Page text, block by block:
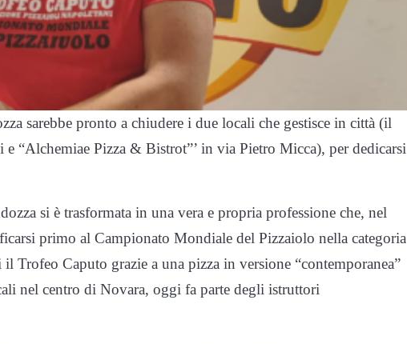
sarebbe pronto a chiudere i due locali che gestisce in città (il
“Alchemiae Pizza & Bistrot”’ in via Pietro Micca), per dedicarsi
si è trasformata in una vera e propria professione che, nel
primo al Campionato Mondiale del Pizzaiolo nella categoria
Trofeo Caputo grazie a una pizza in versione “contemporanea”
nel centro di Novara, oggi fa parte degli istruttori